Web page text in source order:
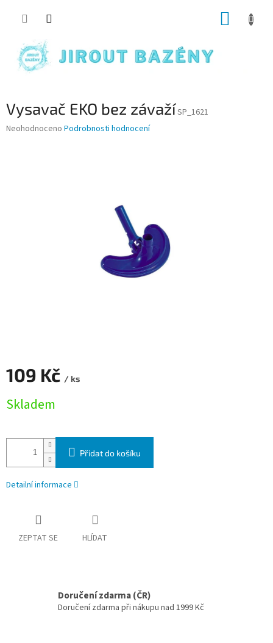
Vysavač EKO bez závažíSP_1621
Průměrné hodnocení produktu je 0,0 z 5 hvězdiček.
Neohodnoceno Podrobnosti hodnocení
109 Kč / ks
Skladem
Přidat do košíku
Detailní informace
ZEPTAT SE HLÍDAT
Doručení zdarma (ČR)
Doručení zdarma při nákupu nad 1999 Kč